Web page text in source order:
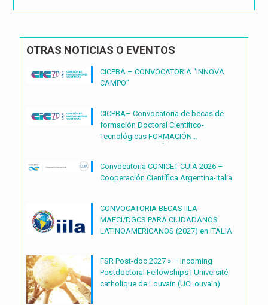
OTRAS NOTICIAS O EVENTOS
CICPBA – CONVOCATORIA “INNOVA
CAMPO”
CICPBA– Convocatoria de becas de
formación Doctoral Científico-
Tecnológicas FORMACIÓN
Convocatoria CONICET-CUIA 2026 –
Cooperación Científica Argentina-Italia
CONVOCATORIA BECAS IILA-
MAECI/DGCS PARA CIUDADANOS
LATINOAMERICANOS (2027) en ITALIA
FSR Post-doc 2027 » – Incoming
Postdoctoral Fellowships | Université
catholique de Louvain (UCLouvain)